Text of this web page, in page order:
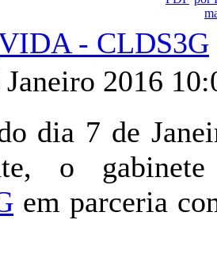
- CLDS3G
2016
dia 7 de
o
em parceria